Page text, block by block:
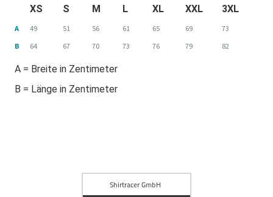
XS S M L XL XXL 3XL
A 49 51 56 61 65 69
73
B
64 67 70 73 76 79 82
A = Breite in Zentimeter
B = Länge in Zentimeter